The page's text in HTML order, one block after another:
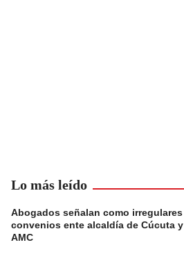
Lo más leído
Abogados señalan como irregulares
convenios ente alcaldía de Cúcuta y
AMC